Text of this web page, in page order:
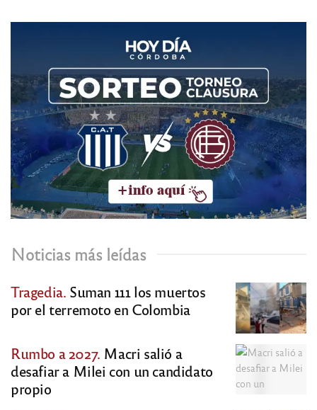
Noticias más leídas
Tragedia. Suman 111 los muertos
por el terremoto en Colombia
Rumbo a 2027. Macri salió a
desafiar a Milei con un candidato
propio